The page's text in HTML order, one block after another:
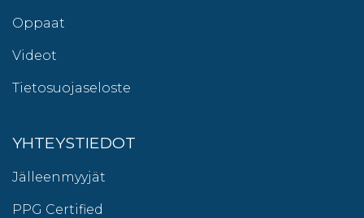
Oppaat
Videot
Tietosuojaseloste
YHTEYSTIEDOT
Jälleenmyyjät
PPG Certified